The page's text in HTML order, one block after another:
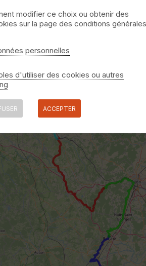
un 4* avec piscine
modifier ce choix ou obtenir des
sur la page des conditions générales
personnelles
d'utiliser des cookies ou autres
ACCEPTER